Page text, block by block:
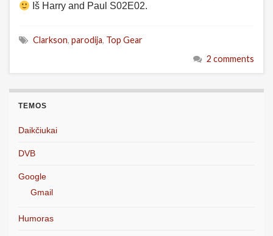
Iš Harry and Paul S02E02.
Clarkson, parodija, Top Gear
2 comments
TEMOS
Daikčiukai
DVB
Google
Gmail
Humoras